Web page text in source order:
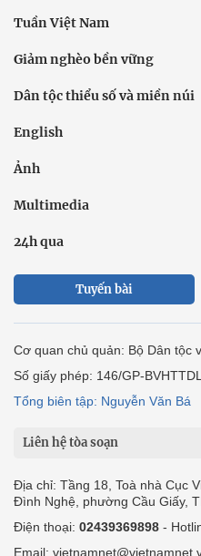
Tuần Việt Nam
Giảm nghèo bền vững
Dân tộc thiểu số và miền núi
English
Ảnh
Multimedia
24h qua
Tuyến bài
Cơ quan chủ quản: Bộ Dân tộc
Số giấy phép: 146/GP-
Tổng biên tập: Nguyễn Văn Bá
Liên hệ tòa soạn
Địa chỉ: Tầng 18, Toà nhà Cục
Đình Nghệ, phường Cầu Giấy,
Điện thoại: 02439369898 -
Email: